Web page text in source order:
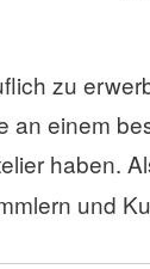
zu
an einem
haben.
und